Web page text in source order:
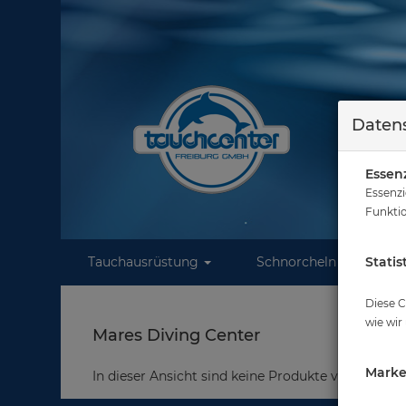
Tauchausrüstung Schnorcheln
Mares Diving Center
In dieser Ansicht sind keine Produkte verfügbar
Diese
wie wir